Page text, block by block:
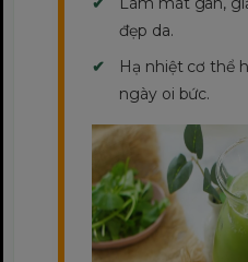
đẹp da.
Hạ nhiệt cơ thể
ngày oi bức.